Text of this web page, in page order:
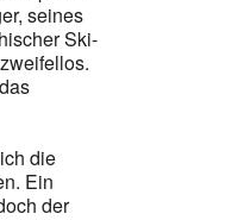
seines
Ski-
die
Ein
der